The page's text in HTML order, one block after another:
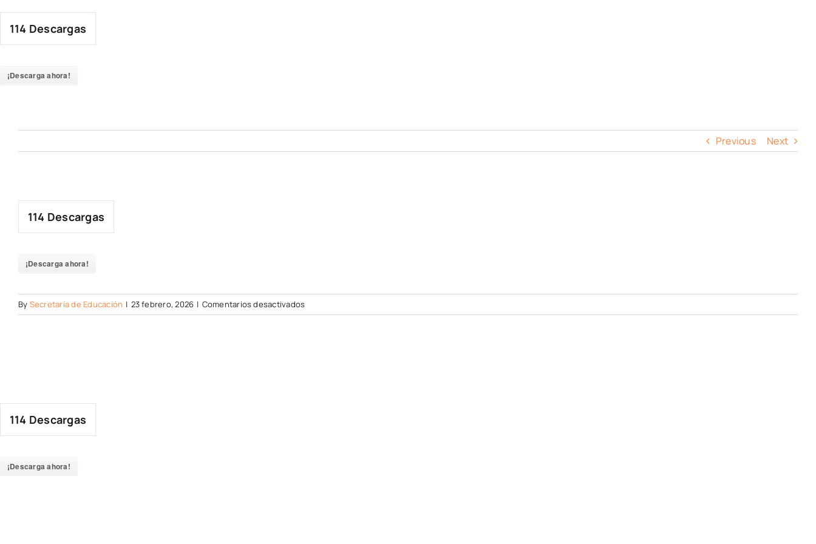
content
114 Descargas
¡Descarga ahora!
Previous Next
114 Descargas
¡Descarga ahora!
By Secretaría de Educación | 23 febrero, 2026 | Comentarios desactivadosen
114 Descargas
¡Descarga ahora!